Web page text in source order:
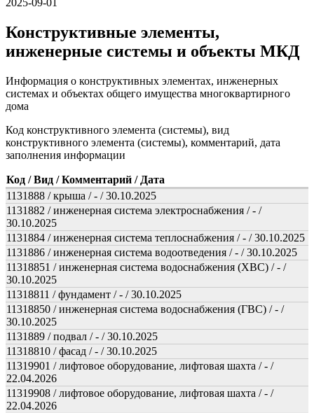
2025-09-01
Конструктивные элементы,
инженерные системы и объекты МКД
Информация о конструктивных элементах, инженерных
системах и объектах общего имущества многоквартирного
дома
Код конструктивного элемента (системы), вид
конструктивного элемента (системы), комментарий, дата
заполнения информации
Код / Вид / Комментарий / Дата
1131888 / крыша / - / 30.10.2025
1131882 / инженерная система электроснабжения / - /
30.10.2025
1131884 / инженерная система теплоснабжения / - / 30.10.2025
1131886 / инженерная система водоотведения / - / 30.10.2025
11318851 / инженерная система водоснабжения (ХВС) / - /
30.10.2025
11318811 / фундамент / - / 30.10.2025
11318850 / инженерная система водоснабжения (ГВС) / - /
30.10.2025
1131889 / подвал / - / 30.10.2025
11318810 / фасад / - / 30.10.2025
11319901 / лифтовое оборудование, лифтовая шахта / - /
22.04.2026
11319908 / лифтовое оборудование, лифтовая шахта / - /
22.04.2026